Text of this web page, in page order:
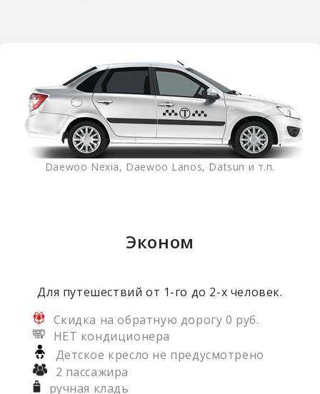
Daewoo Nexia, Daewoo Lanos, Datsun и т.п.
Эконом
Для путешествий от 1-го до 2-х человек.
Скидка на обратную дорогу 0 руб.
НЕТ кондиционера
Детское кресло не предусмотрено
2 пассажира
ручная кладь